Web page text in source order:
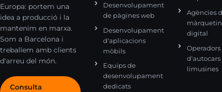
Europa: portem una
idea a producció i la
mantenim en marxa.
Som a Barcelona i
treballem amb clients
d'arreu del món.
Consulta
Desenvolupament
de pàgines web
Desenvolupament
d'aplicacions
mòbils
Equips de
desenvolupament
dedicats
Agències
digital
Operadors
d'autocars
limusines